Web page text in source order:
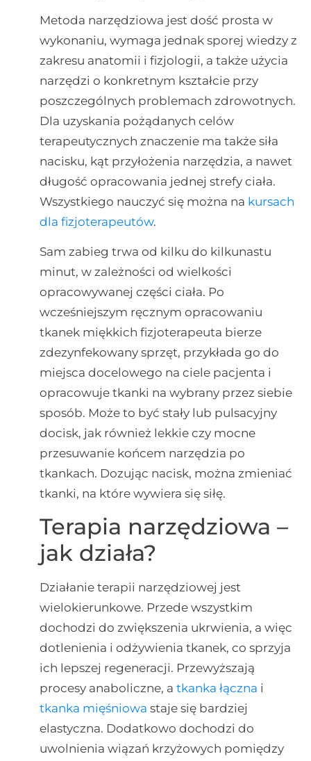
Metoda narzędziowa jest dość prosta w
wykonaniu, wymaga jednak sporej wiedzy z
zakresu anatomii i fizjologii, a także użycia
narzędzi o konkretnym kształcie przy
poszczególnych problemach zdrowotnych.
Dla uzyskania pożądanych celów
terapeutycznych znaczenie ma także siła
nacisku, kąt przyłożenia narzędzia, a nawet
długość opracowania jednej strefy ciała.
Wszystkiego nauczyć się można na kursach
dla fizjoterapeutów.
Sam zabieg trwa od kilku do kilkunastu
minut, w zależności od wielkości
opracowywanej części ciała. Po
wcześniejszym ręcznym opracowaniu
tkanek miękkich fizjoterapeuta bierze
zdezynfekowany sprzęt, przykłada go do
miejsca docelowego na ciele pacjenta i
opracowuje tkanki na wybrany przez siebie
sposób. Może to być stały lub pulsacyjny
docisk, jak również lekkie czy mocne
przesuwanie końcem narzędzia po
tkankach. Dozując nacisk, można zmieniać
tkanki, na które wywiera się siłę.
Terapia narzędziowa –
jak działa?
Działanie terapii narzędziowej jest
wielokierunkowe. Przede wszystkim
dochodzi do zwiększenia ukrwienia, a więc
dotlenienia i odżywienia tkanek, co sprzyja
ich lepszej regeneracji. Przewyższają
procesy anaboliczne, a tkanka łączna i
tkanka mięśniowa staje się bardziej
elastyczna. Dodatkowo dochodzi do
uwolnienia wiązań krzyżowych pomiędzy